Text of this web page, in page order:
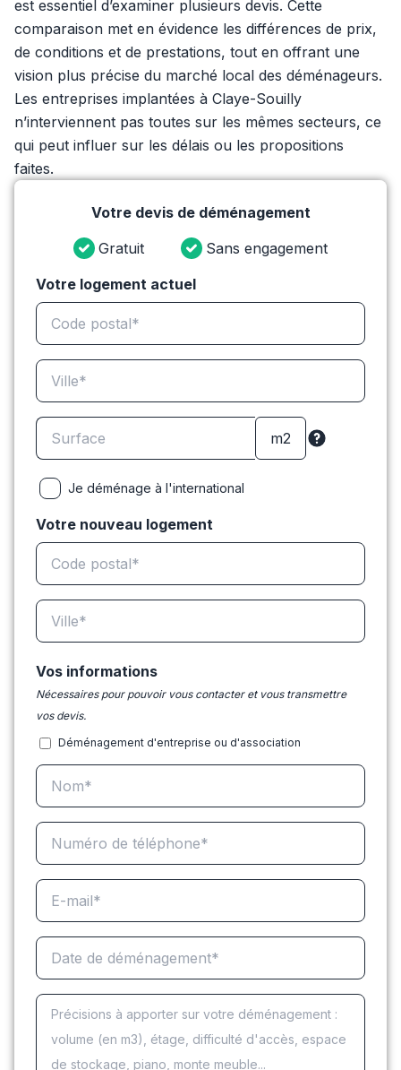
est essentiel d’examiner plusieurs devis. Cette
comparaison met en évidence les différences de prix,
de conditions et de prestations, tout en offrant une
vision plus précise du marché local des déménageurs.
Les entreprises implantées à Claye-Souilly
n’interviennent pas toutes sur les mêmes secteurs, ce
qui peut influer sur les délais ou les propositions
faites.
Votre devis de déménagement
Gratuit
Sans engagement
Votre logement actuel
Je déménage à l'international
Votre nouveau logement
Vos informations
Nécessaires pour pouvoir vous contacter et vous transmettre
vos devis.
Déménagement d'entreprise ou d'association